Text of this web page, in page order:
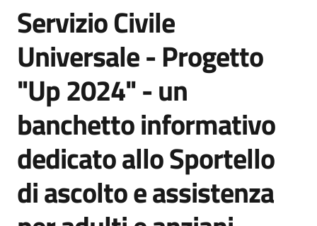
Servizio Civile
Universale - Progetto
"Up 2024" - un
banchetto informativo
dedicato allo Sportello
di ascolto e assistenza